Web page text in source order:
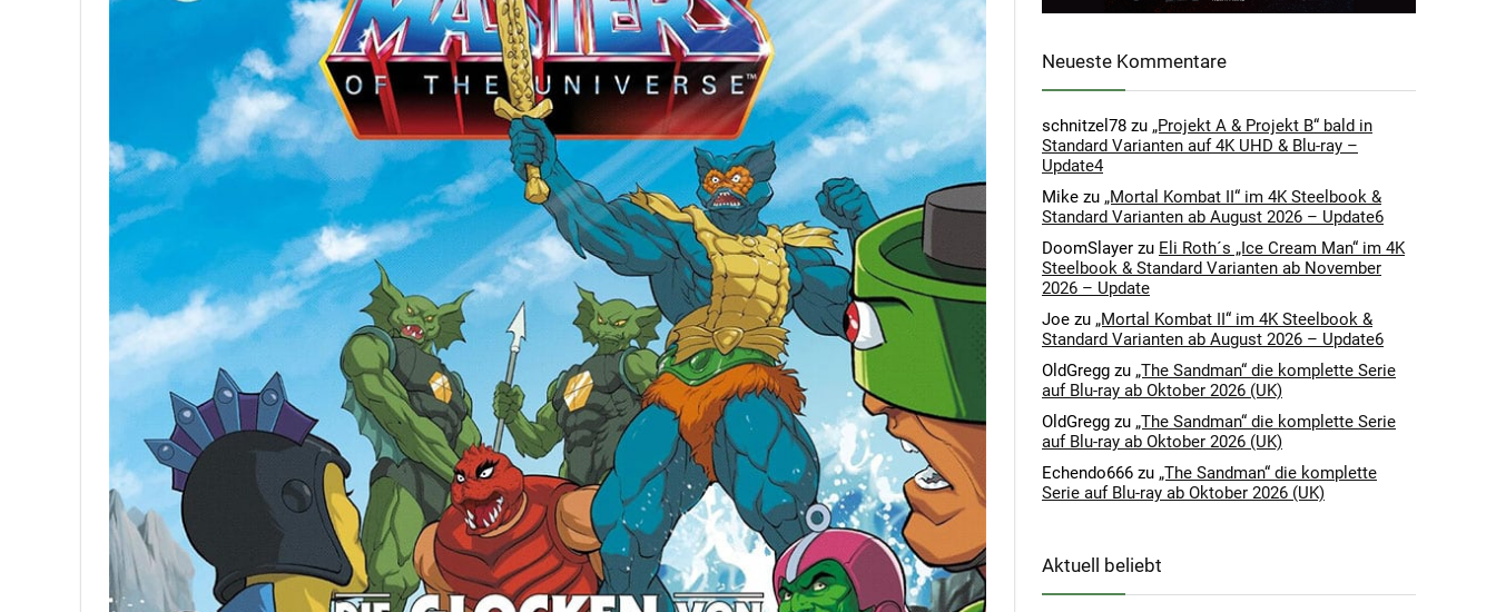
Neueste Kommentare
schnitzel78 zu „Projekt A & Projekt B“ bald in
Standard Varianten auf 4K UHD & Blu-ray –
Update4
Mike zu „Mortal Kombat II“ im 4K Steelbook &
Standard Varianten ab August 2026 – Update6
DoomSlayer zu Eli Roth´s „Ice Cream Man“ im 4K
Steelbook & Standard Varianten ab November
2026 – Update
Joe zu „Mortal Kombat II“ im 4K Steelbook &
Standard Varianten ab August 2026 – Update6
OldGregg zu „The Sandman“ die komplette Serie
auf Blu-ray ab Oktober 2026 (UK)
OldGregg zu „The Sandman“ die komplette Serie
auf Blu-ray ab Oktober 2026 (UK)
Echendo666 zu „The Sandman“ die komplette
Serie auf Blu-ray ab Oktober 2026 (UK)
Aktuell beliebt